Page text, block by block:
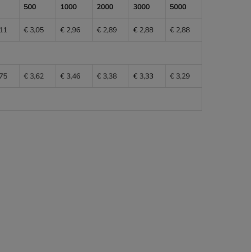
500 1000 2000 3000 5000
€ 3,05 € 2,96 € 2,89 € 2,88 € 2,88
€ 3,62 € 3,46 € 3,38 € 3,33 € 3,29